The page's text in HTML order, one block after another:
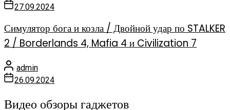
27.09.2024
Симулятор бога и козла / Двойной удар по STALKER
2 / Borderlands 4, Mafia 4 и Civilization 7
admin
26.09.2024
Видео обзоры гаджетов